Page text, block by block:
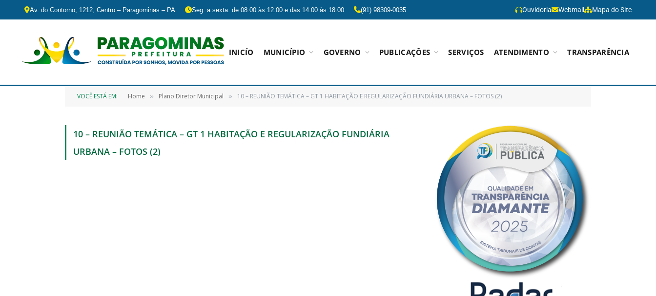
Av. do Contorno, 1212, Centro – Paragominas – PA Seg. a sexta. de 08:00 às 12:00 e das 14:00 às 18:00 (91) 98309-0035 Ouvidoria Webmail Mapa do Site
INICÍO MUNICÍPIO GOVERNO PUBLICAÇÕES SERVIÇOS ATENDIMENTO TRANSPARÊNCIA
VOCÊ ESTÁ EM: Home » Plano Diretor Municipal » 10 – REUNIÃO TEMÁTICA – GT 1 HABITAÇÃO E REGULARIZAÇÃO FUNDIÁRIA URBANA – FOTOS (2)
10 – REUNIÃO TEMÁTICA – GT 1 HABITAÇÃO E REGULARIZAÇÃO FUNDIÁRIA
URBANA – FOTOS (2)